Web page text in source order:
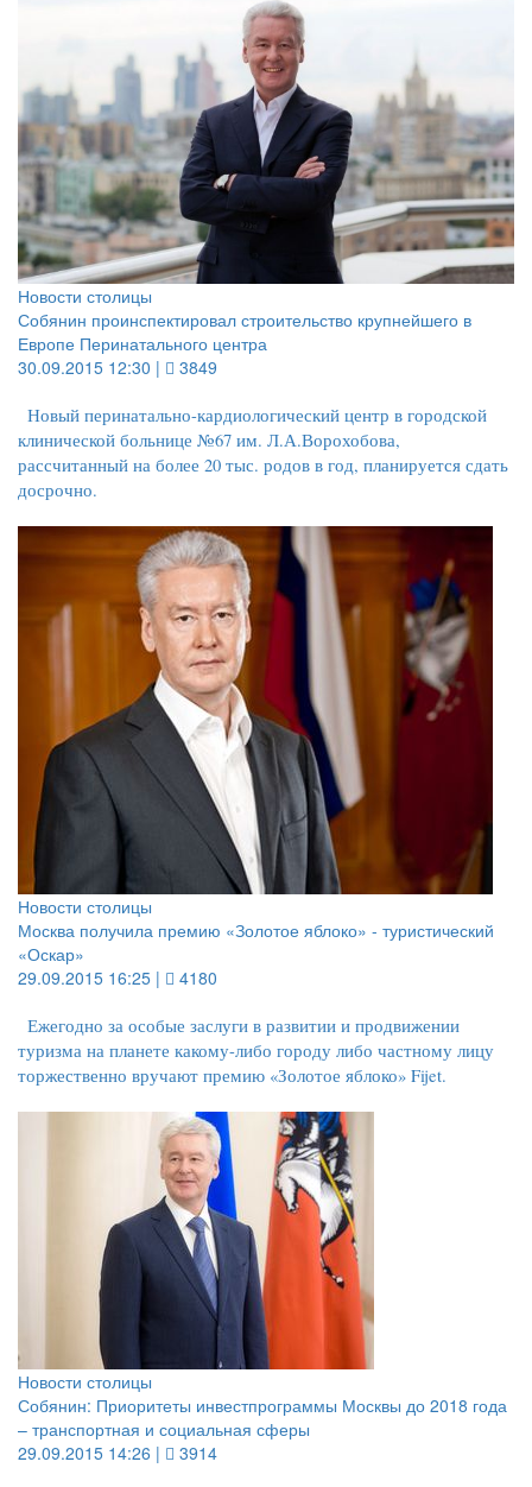
Новости столицы
Собянин проинспектировал строительство крупнейшего в
Европе Перинатального центра
30.09.2015 12:30 |
3849
Новый перинатально-кардиологический центр в городской
клинической больнице №67 им. Л.А.Ворохобова,
рассчитанный на более 20 тыс. родов в год, планируется сдать
досрочно.
Новости столицы
Москва получила премию «Золотое яблоко» - туристический
«Оскар»
29.09.2015 16:25 |
4180
Ежегодно за особые заслуги в развитии и продвижении
туризма на планете какому-либо городу либо частному лицу
торжественно вручают премию «Золотое яблоко» Fijet.
Новости столицы
Собянин: Приоритеты инвестпрограммы Москвы до 2018 года
– транспортная и социальная сферы
29.09.2015 14:26 |
3914